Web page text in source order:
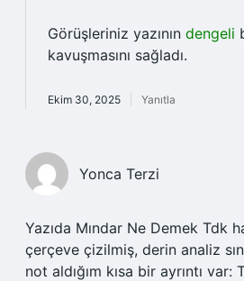
Görüşleriniz yazının dengeli
kavuşmasını sağladı.
Ekim 30, 2025 Yanıtla
Yonca Terzi
Yazıda Mındar Ne Demek Tdk
çerçeve çizilmiş, derin analiz
not aldığım kısa bir ayrıntı var: